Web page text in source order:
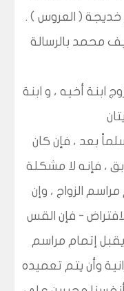
محمد بالرسالة
ابنة أخيه ، و ابنة
بعد ، فإن كان
، فإنه لا مشكلة
الزواج ، وإن
- فإن القس
إتمام مراسم
وأن يتم تعميده